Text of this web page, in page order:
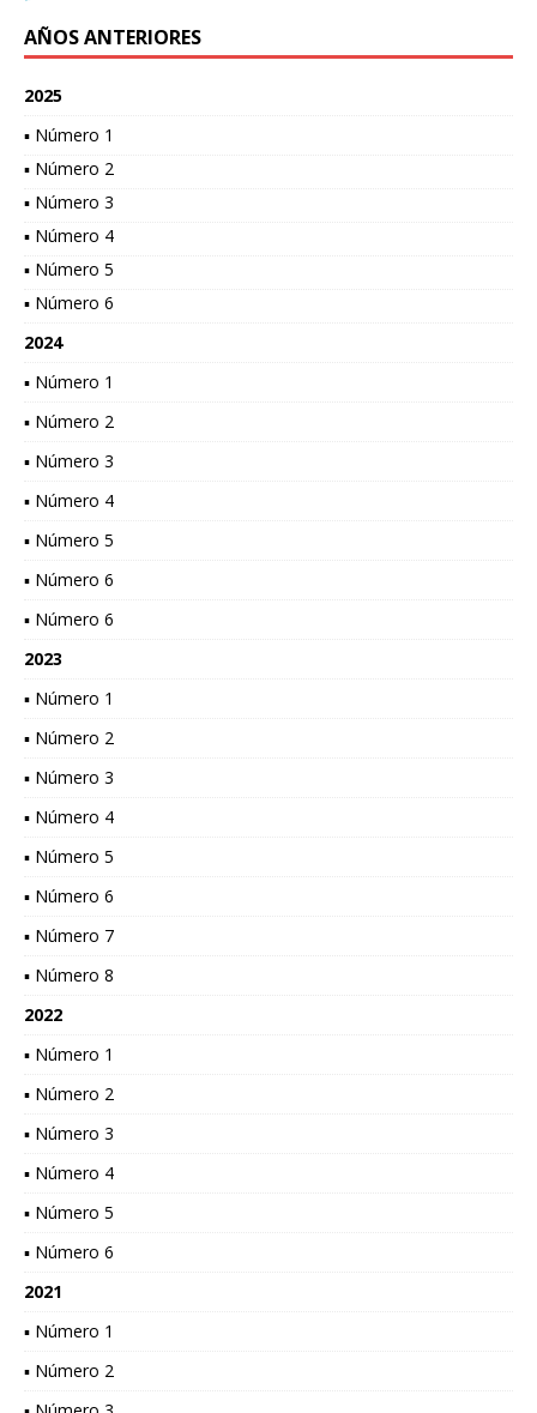
AÑOS ANTERIORES
2025
▪ Número 1
▪ Número 2
▪ Número 3
▪ Número 4
▪ Número 5
▪ Número 6
2024
▪ Número 1
▪ Número 2
▪ Número 3
▪ Número 4
▪ Número 5
▪ Número 6
▪ Número 6
2023
▪ Número 1
▪ Número 2
▪ Número 3
▪ Número 4
▪ Número 5
▪ Número 6
▪ Número 7
▪ Número 8
2022
▪ Número 1
▪ Número 2
▪ Número 3
▪ Número 4
▪ Número 5
▪ Número 6
2021
▪ Número 1
▪ Número 2